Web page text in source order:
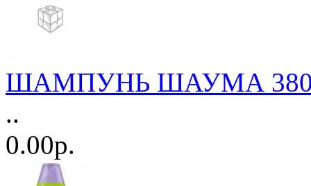
ШАМПУНЬ ШАУМА
..
0.00р.